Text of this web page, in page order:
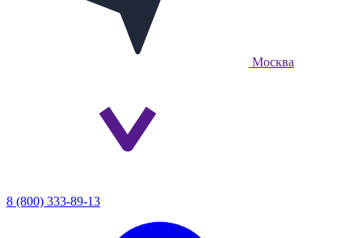
Москва
8 (800) 333-89-13